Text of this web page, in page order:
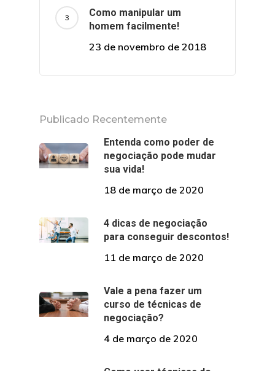
Como manipular um
homem facilmente!
23 de novembro de 2018
Publicado Recentemente
Entenda como poder de
negociação pode mudar
sua vida!
18 de março de 2020
4 dicas de negociação
para conseguir descontos!
11 de março de 2020
Vale a pena fazer um
curso de técnicas de
negociação?
4 de março de 2020